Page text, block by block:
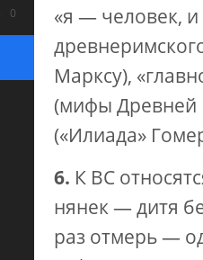
0
«я — человек,
Марксу),
(мифы Древней
(«Илиада»
6. К ВС
нянек — дитя
раз отмерь —